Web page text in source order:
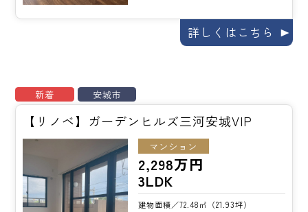
詳しくはこちら
新着 安城市
【リノベ】ガーデンヒルズ三河安城VIP
マンション
2,298万円
3LDK
建物面積／72.48㎡（21.93坪）